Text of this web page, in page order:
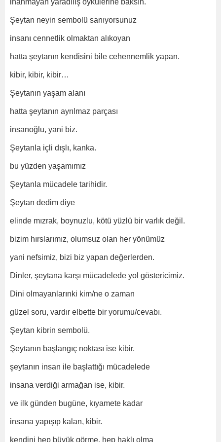
inanmayan yaradılış öykülerine baksın.
Şeytan neyin sembolü sanıyorsunuz
insanı cennetlik olmaktan alıkoyan
hatta şeytanın kendisini bile cehennemlik yapan.
kibir, kibir, kibir…
Şeytanın yaşam alanı
hatta şeytanın ayrılmaz parçası
insanoğlu, yani biz.
Şeytanla içli dışlı, kanka.
bu yüzden yaşamımız
Şeytanla mücadele tarihidir.
Şeytan dedim diye
elinde mızrak, boynuzlu, kötü yüzlü bir varlık değil.
bizim hırslarımız, olumsuz olan her yönümüz
yani nefsimiz, bizi biz yapan değerlerden.
Dinler, şeytana karşı mücadelede yol göstericimiz.
Dini olmayanlarınki kim/ne o zaman
güzel soru, vardır elbette bir yorumu/cevabı.
Şeytan kibrin sembolü.
Şeytanın başlangıç noktası ise kibir.
şeytanın insan ile başlattığı mücadelede
insana verdiği armağan ise, kibir.
ve ilk günden bugüne, kıyamete kadar
insana yapışıp kalan, kibir.
kendini hep büyük görme, hep haklı olma